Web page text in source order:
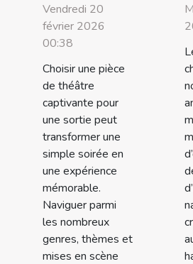
Vendredi 20
février 2026
00:38
Choisir une pièce
de théâtre
captivante pour
une sortie peut
transformer une
simple soirée en
une expérience
mémorable.
Naviguer parmi
les nombreux
genres, thèmes et
mises en scène